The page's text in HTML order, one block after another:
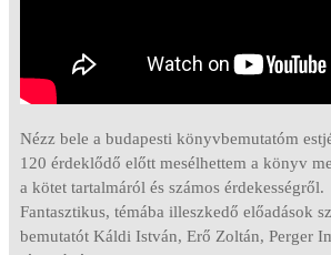
Nézz bele a budapesti könyvbemutatóm
120 érdeklődő előtt mesélhettem a könyv
a kötet tartalmáról és számos érdekességről.
Fantasztikus, témába illeszkedő előadások
bemutatót Káldi István, Erő Zoltán, Perger